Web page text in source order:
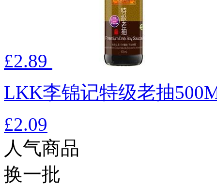
£2.89
LKK李锦记特级老抽
£2.09
人气商品
换一批